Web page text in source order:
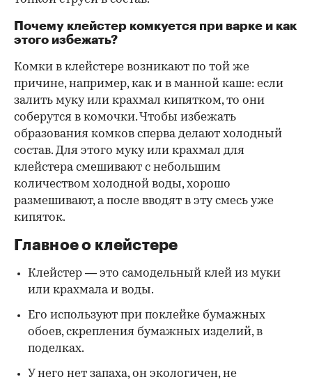
Почему клейстер комкуется при варке и как
этого избежать?
Комки в клейстере возникают по той же
причине, например, как и в манной каше: если
залить муку или крахмал кипятком, то они
соберутся в комочки. Чтобы избежать
образования комков сперва делают холодный
состав. Для этого муку или крахмал для
клейстера смешивают с небольшим
количеством холодной воды, хорошо
размешивают, а после вводят в эту смесь уже
кипяток.
Главное о клейстере
Клейстер — это самодельный клей из муки
или крахмала и воды.
Его используют при поклейке бумажных
обоев, скрепления бумажных изделий, в
поделках.
У него нет запаха, он экологичен, не